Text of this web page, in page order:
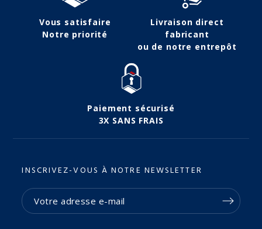
Vous satisfaire
Notre priorité
Livraison direct
fabricant
ou de notre entrepôt
Paiement sécurisé
3X SANS FRAIS
INSCRIVEZ-VOUS À NOTRE NEWSLETTER